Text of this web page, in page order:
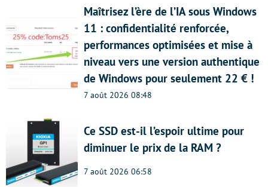
Maîtrisez l’ère de l’IA sous Windows
11 : confidentialité renforcée,
performances optimisées et mise à
niveau vers une version authentique
de Windows pour seulement 22 € !
7 août 2026 08:48
Ce SSD est-il l’espoir ultime pour
diminuer le prix de la RAM ?
7 août 2026 06:58